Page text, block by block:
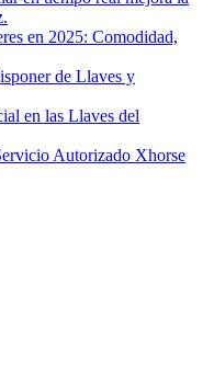
en 2025: Comodidad,
de Llaves y
en las Llaves del
Autorizado Xhorse